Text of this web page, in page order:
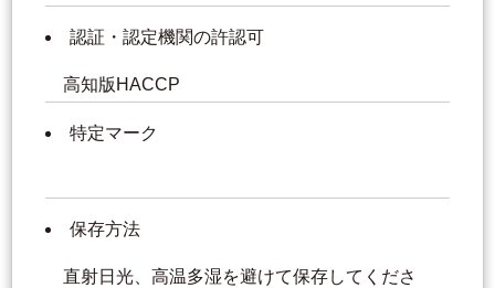
認証・認定機関の許認可
高知版HACCP
特定マーク
保存方法
直射日光、高温多湿を避けて保存してくださ